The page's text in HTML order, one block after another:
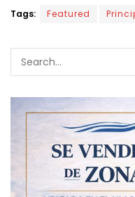
Tags: Featured